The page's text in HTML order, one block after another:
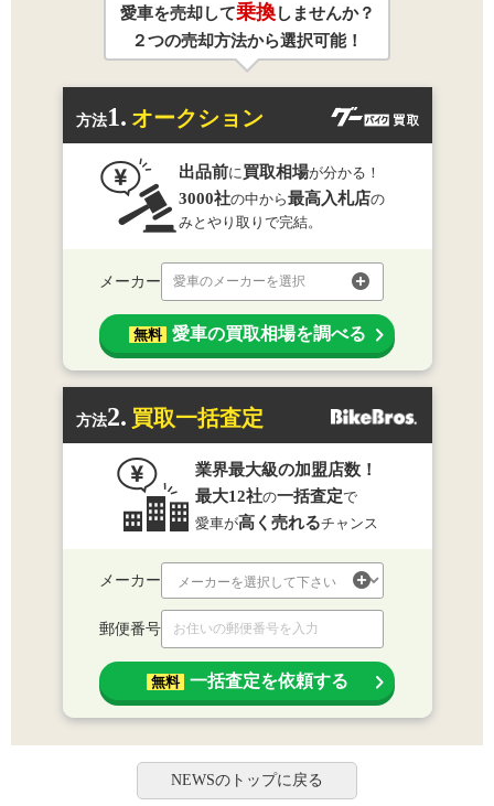
愛車を売却して乗換しませんか？
２つの売却方法から選択可能！
方法1. オークション
出品前に買取相場が分かる！
3000社の中から最高入札店の
みとやり取りで完結。
メーカー 愛車のメーカーを選択
無料 愛車の買取相場を調べる
方法2. 買取一括査定
業界最大級の加盟店数！
最大12社の一括査定で
愛車が高く売れるチャンス
メーカー
郵便番号
無料 一括査定を依頼する
NEWSのトップに戻る